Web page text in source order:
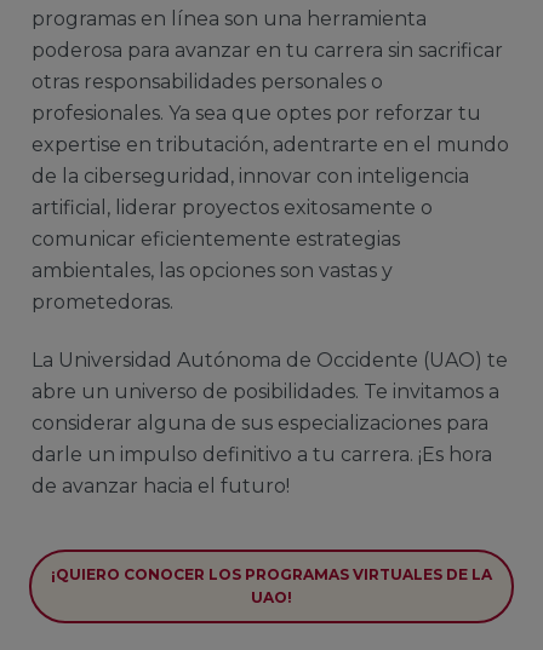
programas en línea son una herramienta
poderosa para avanzar en tu carrera sin sacrificar
otras responsabilidades personales o
profesionales. Ya sea que optes por reforzar tu
expertise en tributación, adentrarte en el mundo
de la ciberseguridad, innovar con inteligencia
artificial, liderar proyectos exitosamente o
comunicar eficientemente estrategias
ambientales, las opciones son vastas y
prometedoras.
La Universidad Autónoma de Occidente (UAO) te
abre un universo de posibilidades. Te invitamos a
considerar alguna de sus especializaciones para
darle un impulso definitivo a tu carrera. ¡Es hora
de avanzar hacia el futuro!
¡QUIERO CONOCER LOS PROGRAMAS VIRTUALES DE LA
UAO!